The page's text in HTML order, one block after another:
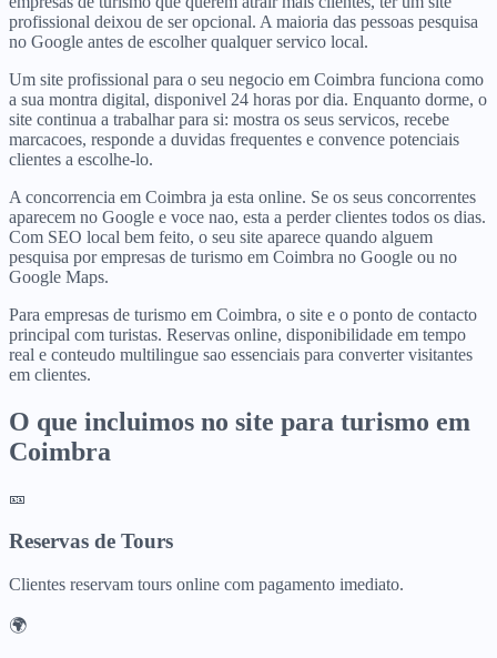
profissional deixou de ser opcional. A maioria das pessoas pesquisa
no Google antes de escolher qualquer servico local.
Um site profissional para o seu negocio em Coimbra funciona como
a sua montra digital, disponivel 24 horas por dia. Enquanto dorme, o
site continua a trabalhar para si: mostra os seus servicos, recebe
marcacoes, responde a duvidas frequentes e convence potenciais
clientes a escolhe-lo.
A concorrencia em Coimbra ja esta online. Se os seus concorrentes
aparecem no Google e voce nao, esta a perder clientes todos os dias.
Com SEO local bem feito, o seu site aparece quando alguem
pesquisa por empresas de turismo em Coimbra no Google ou no
Google Maps.
Para empresas de turismo em Coimbra, o site e o ponto de contacto
principal com turistas. Reservas online, disponibilidade em tempo
real e conteudo multilingue sao essenciais para converter visitantes
em clientes.
O que incluimos no site para turismo em
Coimbra
🎫
Reservas de Tours
Clientes reservam tours online com pagamento imediato.
🌍